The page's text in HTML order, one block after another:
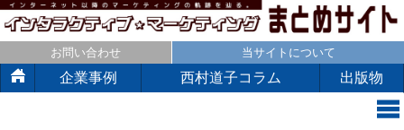
お問い合わせ 当サイトについて
企業事例 西村道子コラム 出版物